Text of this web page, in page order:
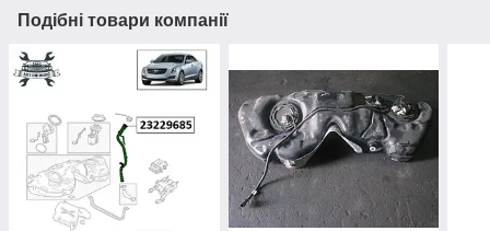
Подібні товари компанії